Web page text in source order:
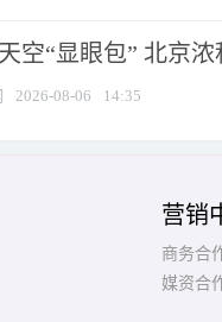
空“显眼包” 北京
2026-08-06 14:35
营销
商务合
媒资合